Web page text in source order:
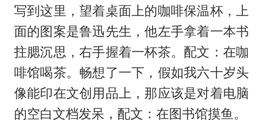
写到这里，望着桌面上的咖啡保温杯，上
面的图案是鲁迅先生，他左手拿着一本书
拄腮沉思，右手握着一杯茶。配文：在咖
啡馆喝茶。畅想了一下，假如我六十岁头
像能印在文创用品上，那应该是对着电脑
的空白文档发呆，配文：在图书馆摸鱼。